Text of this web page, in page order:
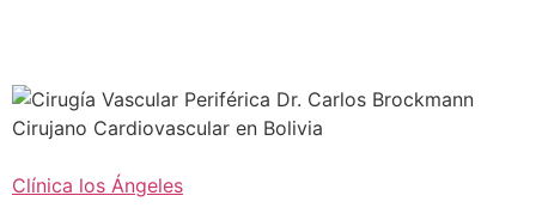
Clínica los Ángeles